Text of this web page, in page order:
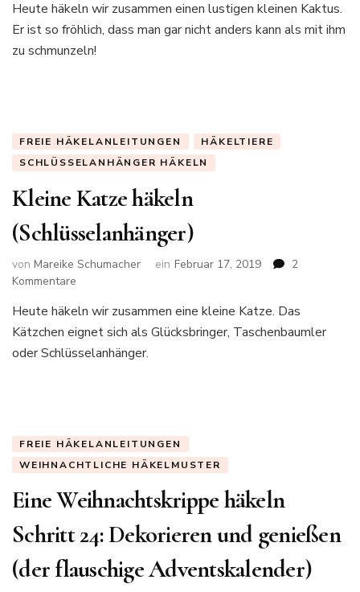
(freie
Häkelanleitung)
Heute häkeln wir zusammen einen lustigen kleinen Kaktus.
Er ist so fröhlich, dass man gar nicht anders kann als mit ihm
zu schmunzeln!
FREIE HÄKELANLEITUNGEN
HÄKELTIERE
SCHLÜSSELANHÄNGER HÄKELN
Kleine Katze häkeln
(Schlüsselanhänger)
von Mareike Schumacher ein Februar 17, 2019
2
Kommentare
Katze
häkeln
(Schlüsselanhänger)
Heute häkeln wir zusammen eine kleine Katze. Das
Kätzchen eignet sich als Glücksbringer, Taschenbaumler
oder Schlüsselanhänger.
FREIE HÄKELANLEITUNGEN
WEIHNACHTLICHE HÄKELMUSTER
Eine Weihnachtskrippe häkeln
Schritt 24: Dekorieren und genießen
(der flauschige Adventskalender)